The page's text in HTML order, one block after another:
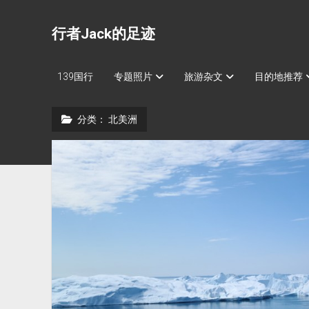
行者Jack的足迹
139国行 专题照片 旅游杂文 目的地推荐
分类： 北美洲